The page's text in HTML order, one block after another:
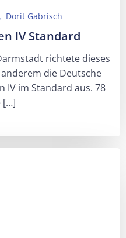
Dorit Gabrisch
IV Standard
richtete dieses
die Deutsche
IV im Standard aus. 78
[…]